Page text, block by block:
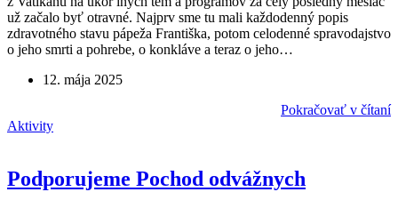
už začalo byť otravné. Najprv sme tu mali každodenný popis
zdravotného stavu pápeža Františka, potom celodenné spravodajstvo
o jeho smrti a pohrebe, o konkláve a teraz o jeho…
12. mája 2025
Pokračovať v čítaní
Aktivity
Podporujeme Pochod odvážnych